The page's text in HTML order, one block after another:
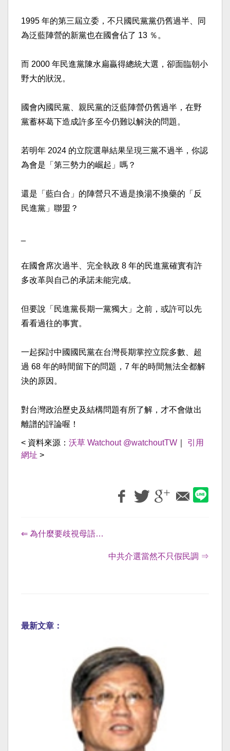
1995 年的第三屆立委，不只國民黨黨仍舊過半、同
為泛藍陣營的新黨也在國會佔了 13 ％。
而 2000 年民進黨陳水扁贏得總統大選，卻面臨朝小
野大的狀況。
國會內國民黨、親民黨的泛藍陣營仍舊過半，在野
黨蓄杯葛下造成許多至今仍難以解決的問題。
若明年 2024 的立院選舉結果呈現三黨不過半，你認
為會是「第三勢力的崛起」嗎？
還是「藍白合」的陣營只不過是換湯不換藥的「反
民進黨」聯盟？
在國會席次過半、完全執政 8 年的民進黨確實有許
多改革與自己的承諾未能完成。
但要說「民進黨長期一黨獨大」之前，或許可以先
看看過往的事實。
一起探討中國國民黨在台灣長期掌控立院多數、超
過 68 年的時間留下的問題，7 年的時間無法全都解
決的原因。
對台灣政治歷史及結構問題有所了解，才不會做出
離譜的評論喔！
< 資料來源： 沃草 Watchout @watchoutTW
引用
網址 >
⇐ 為什麼要歧視母語…
中共介選當然不只假民調 ⇒
最新文章：